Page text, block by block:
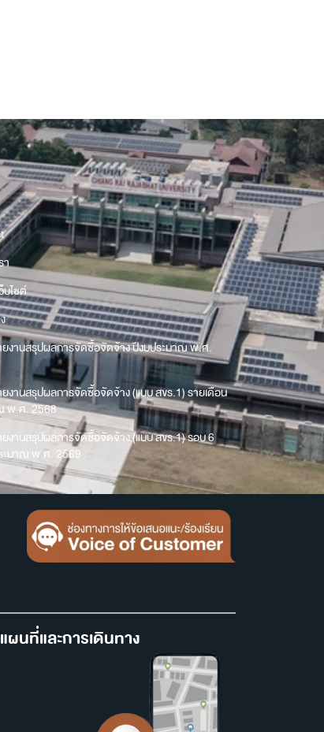
า
บไซต์
ยงานสรุปผลการจัดซื้อจัดจ้าง ปีงบประมาณ พ.ศ.
งานสรุปผลการจัดซื้อจัดจ้าง (แบบ สขร.1) รายเดือน
พ.ศ. 2568
ยงานสรุปผลการจัดซื้อจัดจ้าง (แบบ สขร.1) รอบ 6
ะมาณ พ.ศ. 2569
แผนที่และการเดินทาง